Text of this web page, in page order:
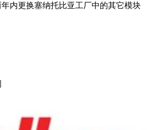
内更换塞纳托比亚工厂中的其它模块